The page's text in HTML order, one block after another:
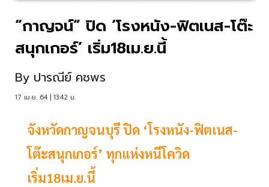
“กาญจน์” ปิด ‘โรงหนัง-ฟิตเนส-โต๊ะ
สนุกเกอร์’ เริ่ม18เม.ย.นี้
By ปารณีย์ คชพร
17 เม.ย. 64 | 13:42 น.
จังหวัดกาญจนบุรี ปิด ‘โรงหนัง-ฟิตเนส-
โต๊ะสนุกเกอร์’ ทุกแห่งหนีโควิด
เริ่ม18เม.ย.นี้